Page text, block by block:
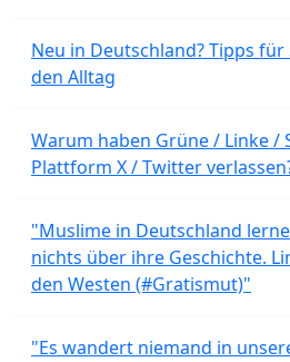
Neu in Deutschland? Tipps
den Alltag
Warum haben Grüne / Linke /
Plattform X / Twitter
"Muslime in Deutschland
nichts über ihre Geschichte.
den Westen (#Gratismut)"
"Es wandert niemand in